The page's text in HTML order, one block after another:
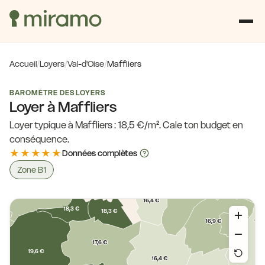
Accueil/Loyers/Val-d'Oise/Maffliers
BAROMÈTRE DES LOYERS
Loyer à Maffliers
Loyer typique à Maffliers : 18,5 €/m². Cale ton budget en
conséquence.
★★★★★Données complètes
Zone B1
15,6 €
19,6 €
18,3 € 18,3 €
16,4 €
17,6 €
17,7 €
16,4 €
16,9 €